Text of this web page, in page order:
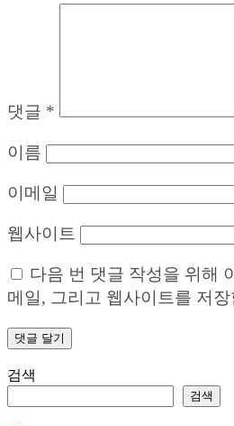
댓글 *
이름
이메일
웹사이트
다음 번 댓글 작성을 위해
메일, 그리고 웹사이트를 저
검색
검색